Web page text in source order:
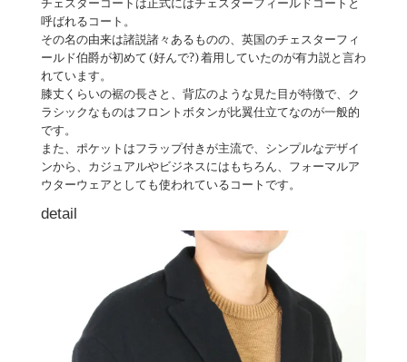
チェスターコートは正式にはチェスターフィールドコートと
呼ばれるコート。
その名の由来は諸説諸々あるものの、英国のチェスターフィ
ールド伯爵が初めて(好んで?)着用していたのが有力説と言わ
れています。
膝丈くらいの裾の長さと、背広のような見た目が特徴で、ク
ラシックなものはフロントボタンが比翼仕立てなのが一般的
です。
また、ポケットはフラップ付きが主流で、シンプルなデザイ
ンから、カジュアルやビジネスにはもちろん、フォーマルア
ウターウェアとしても使われているコートです。
detail